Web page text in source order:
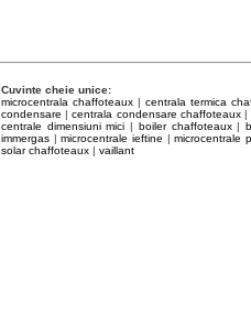
Cuvinte cheie unice:
microcentrala chaffoteaux |centrala termica
condensare |centrala condensare chaffoteaux|
centrale dimensiuni mici | boiler chaffoteaux|
immergas |microcentrale ieftine |microcentrale
solar chaffoteaux | vaillant